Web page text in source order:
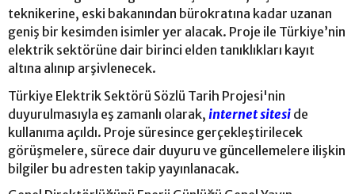
teknikerine, eski bakanından bürokratına kadar uzanan
geniş bir kesimden isimler yer alacak. Proje ile Türkiye’nin
elektrik sektörüne dair birinci elden tanıklıkları kayıt
altına alınıp arşivlenecek.
Türkiye Elektrik Sektörü Sözlü Tarih Projesi'nin
duyurulmasıyla eş zamanlı olarak, internet sitesi de
kullanıma açıldı. Proje süresince gerçekleştirilecek
görüşmelere, sürece dair duyuru ve güncellemelere ilişkin
bilgiler bu adresten takip yayınlanacak.